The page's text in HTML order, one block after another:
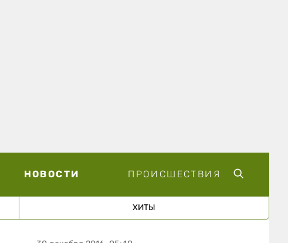
НОВОСТИ ПРОИСШЕСТВИЯ
ХИТЫ